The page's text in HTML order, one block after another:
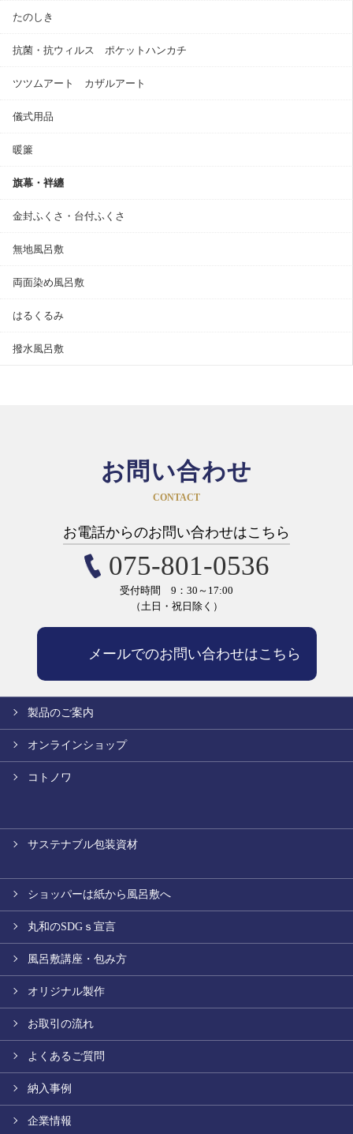
たのしき
抗菌・抗ウィルス ポケットハンカチ
ツツムアート カザルアート
儀式用品
暖簾
旗幕・袢纏
金封ふくさ・台付ふくさ
無地風呂敷
両面染め風呂敷
はるくるみ
撥水風呂敷
お問い合わせ
CONTACT
お電話からのお問い合わせはこちら
075-801-0536
受付時間 9：30～17:00
（土日・祝日除く）
メールでのお問い合わせはこちら
製品のご案内
オンラインショップ
コトノワ
サステナブル包装資材
ショッパーは紙から風呂敷へ
丸和のSDGｓ宣言
風呂敷講座・包み方
オリジナル製作
お取引の流れ
よくあるご質問
納入事例
企業情報